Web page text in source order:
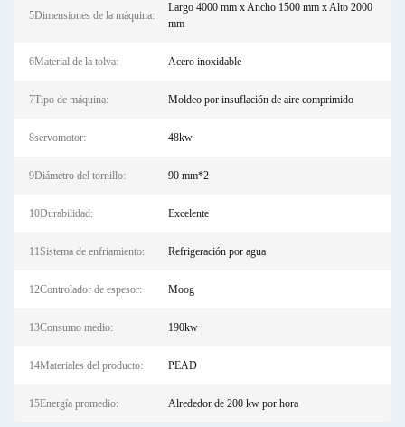
5Dimensiones de la máquina:
Largo 4000 mm x Ancho 1500 mm x Alto 2000
mm
6Material de la tolva: Acero inoxidable
7Tipo de máquina: Moldeo por insuflación de aire comprimido
8servomotor: 48kw
9Diámetro del tornillo: 90 mm*2
10Durabilidad: Excelente
11Sistema de enfriamiento: Refrigeración por agua
12Controlador de espesor: Moog
13Consumo medio: 190kw
14Materiales del producto: PEAD
15Energía promedio: Alrededor de 200 kw por hora